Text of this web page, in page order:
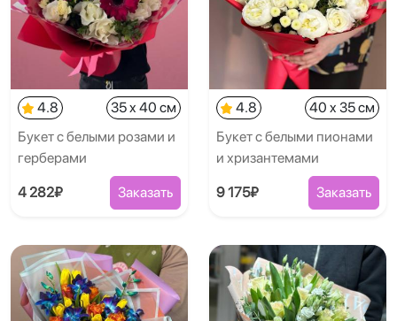
4.8
35 x 40 см
Букет с белыми розами и
герберами
4 282₽ Заказать
4.8
40 x 35 см
Букет с белыми пионами
и хризантемами
9 175₽ Заказать